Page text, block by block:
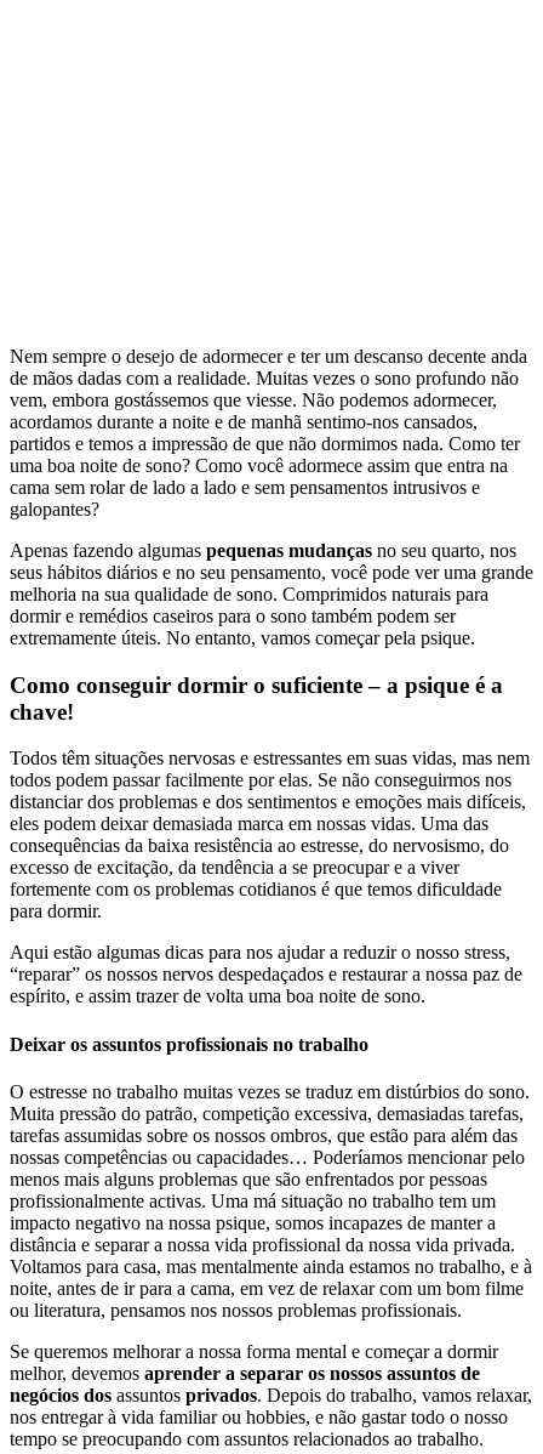
Nem sempre o desejo de adormecer e ter um descanso decente anda
de mãos dadas com a realidade. Muitas vezes o sono profundo não
vem, embora gostássemos que viesse. Não podemos adormecer,
acordamos durante a noite e de manhã sentimo-nos cansados,
partidos e temos a impressão de que não dormimos nada. Como ter
uma boa noite de sono? Como você adormece assim que entra na
cama sem rolar de lado a lado e sem pensamentos intrusivos e
galopantes?
Apenas fazendo algumas pequenas mudanças no seu quarto, nos
seus hábitos diários e no seu pensamento, você pode ver uma grande
melhoria na sua qualidade de sono. Comprimidos naturais para
dormir e remédios caseiros para o sono também podem ser
extremamente úteis. No entanto, vamos começar pela psique.
Como conseguir dormir o suficiente – a psique é a
chave!
Todos têm situações nervosas e estressantes em suas vidas, mas nem
todos podem passar facilmente por elas. Se não conseguirmos nos
distanciar dos problemas e dos sentimentos e emoções mais difíceis,
eles podem deixar demasiada marca em nossas vidas. Uma das
consequências da baixa resistência ao estresse, do nervosismo, do
excesso de excitação, da tendência a se preocupar e a viver
fortemente com os problemas cotidianos é que temos dificuldade
para dormir.
Aqui estão algumas dicas para nos ajudar a reduzir o nosso stress,
“reparar” os nossos nervos despedaçados e restaurar a nossa paz de
espírito, e assim trazer de volta uma boa noite de sono.
Deixar os assuntos profissionais no trabalho
O estresse no trabalho muitas vezes se traduz em distúrbios do sono.
Muita pressão do patrão, competição excessiva, demasiadas tarefas,
tarefas assumidas sobre os nossos ombros, que estão para além das
nossas competências ou capacidades… Poderíamos mencionar pelo
menos mais alguns problemas que são enfrentados por pessoas
profissionalmente activas. Uma má situação no trabalho tem um
impacto negativo na nossa psique, somos incapazes de manter a
distância e separar a nossa vida profissional da nossa vida privada.
Voltamos para casa, mas mentalmente ainda estamos no trabalho, e à
noite, antes de ir para a cama, em vez de relaxar com um bom filme
ou literatura, pensamos nos nossos problemas profissionais.
Se queremos melhorar a nossa forma mental e começar a dormir
melhor, devemos aprender a separar os nossos assuntos de
negócios dos assuntos privados. Depois do trabalho, vamos relaxar,
nos entregar à vida familiar ou hobbies, e não gastar todo o nosso
tempo se preocupando com assuntos relacionados ao trabalho.